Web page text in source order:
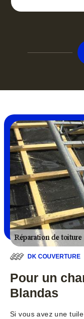
DK COUVERTURE
Pour un
Blandas
Si vous avez une